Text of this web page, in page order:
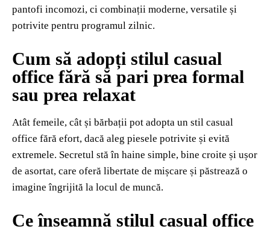
pantofi incomozi, ci combinații moderne, versatile și
potrivite pentru programul zilnic.
Cum să adopți stilul casual
office fără să pari prea formal
sau prea relaxat
Atât femeile, cât și bărbații pot adopta un stil casual
office fără efort, dacă aleg piesele potrivite și evită
extremele. Secretul stă în haine simple, bine croite și ușor
de asortat, care oferă libertate de mișcare și păstrează o
imagine îngrijită la locul de muncă.
Ce înseamnă stilul casual office